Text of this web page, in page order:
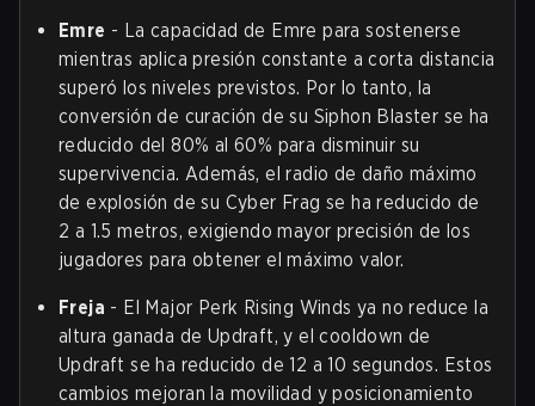
Emre - La capacidad de Emre para sostenerse
mientras aplica presión constante a corta distancia
superó los niveles previstos. Por lo tanto, la
conversión de curación de su Siphon Blaster se ha
reducido del 80% al 60% para disminuir su
supervivencia. Además, el radio de daño máximo
de explosión de su Cyber Frag se ha reducido de
2 a 1.5 metros, exigiendo mayor precisión de los
jugadores para obtener el máximo valor.
Freja - El Major Perk Rising Winds ya no reduce la
altura ganada de Updraft, y el cooldown de
Updraft se ha reducido de 12 a 10 segundos. Estos
cambios mejoran la movilidad y posicionamiento